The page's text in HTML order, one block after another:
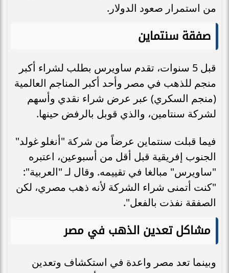
من استمرار صعود الدولار.
صفقة سنتماين
قبل 5 سنوات، تقدم ساويرس بطلب لشراء أكبر
منجم للذهب في مصر وأحد أكبر المناجم العالمية
(منجم السكري) عبر عرض شراء نقدي وأسهم
لشركة سنتامين، والذي قوبل بالرفض حينها.
فيما قبلت سنتماين عرضاً من شركة "أنغلو غولد"
الجنوب إفريقية قبل أقل من أسبوعين، اعتبره
"ساويرس" مبالغا في تقييمه. وقال لـ "العربية":
"كنت أتمنى شراء الشركة لأنه ذهب مصري، لكن
الصفقة نفذت بالفعل".
مشاكل تعدين الذهب في مصر
وبينما تعد مصر واعدة في استكشاف وتعدين